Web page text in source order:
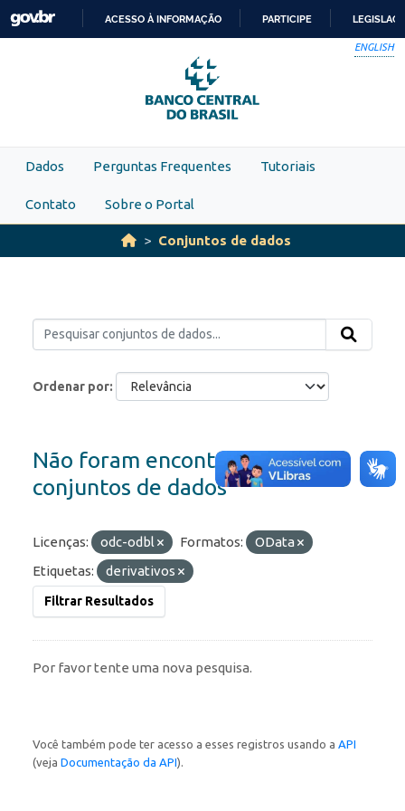
Skip to main content
PARA
O
CONTEÚDO
ACESSO À INFORMAÇÃO PARTICIPE
ENGLISH
Dados Perguntas Frequentes Tutoriais
Contato Sobre o Portal
Conjuntos de dados
Ordenar por
Não foram encontrados
conjuntos de dados
Licenças: odc-odbl Formatos:
OData
Etiquetas:
derivativos
Filtrar Resultados
Por favor tente uma nova pesquisa.
Você também pode ter acesso a esses registros usando a API
(veja Documentação da API).